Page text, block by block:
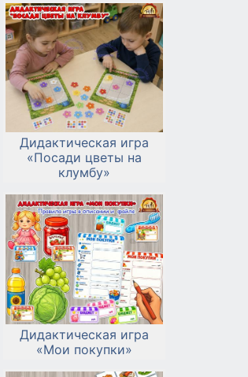
Дидактическая игра
«Посади цветы на
клумбу»
Дидактическая игра
«Мои покупки»